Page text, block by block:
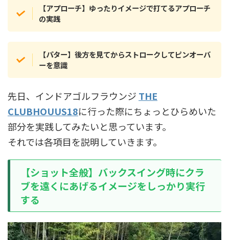
【アプローチ】ゆったりイメージで打てるアプローチ
の実践
【パター】後方を見てからストロークしてピンオーバ
ーを意識
先日、インドアゴルフラウンジ THE
CLUBHOUUS18に行った際にちょっとひらめいた
部分を実践してみたいと思っています。
それでは各項目を説明していきます。
【ショット全般】バックスイング時にクラ
ブを遠くにあげるイメージをしっかり実行
する